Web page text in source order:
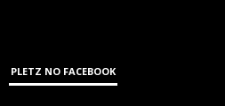
PLETZ NO FACEBOOK